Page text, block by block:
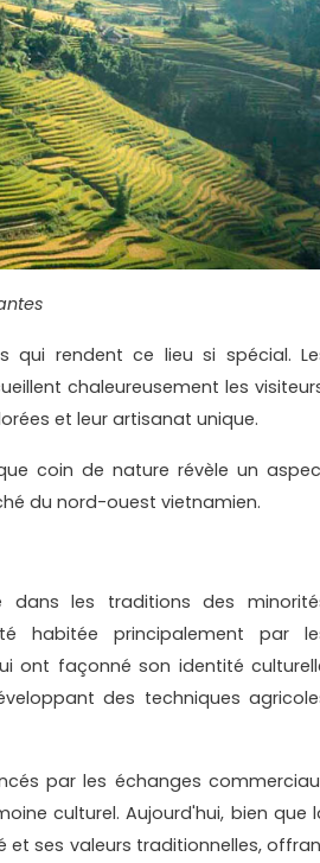
rendent ce lieu si spécial.
chaleureusement les
et leur artisanat unique.
coin de nature révèle un
du nord-ouest vietnamien.
dans les traditions des
habitée principalement par
ont façonné son identité
des techniques
par les échanges
culturel. Aujourd'hui, bien que
et ses valeurs traditionnelles,